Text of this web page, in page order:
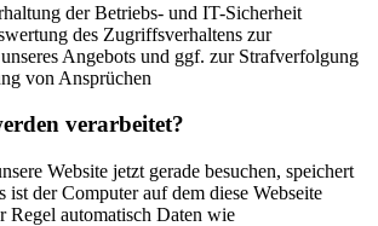
der Betriebs- und IT-Sicherheit
des Zugriffsverhaltens zur
Angebots und ggf. zur Strafverfolgung
von Ansprüchen
verarbeitet?
Website jetzt gerade besuchen, speichert
ist der Computer auf dem diese Webseite
Regel automatisch Daten wie